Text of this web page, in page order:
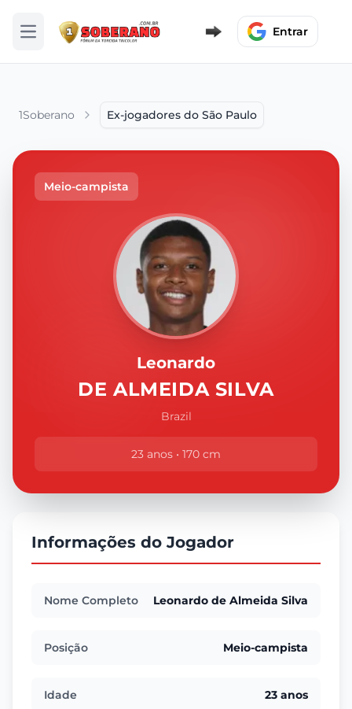
Abrir menu Entrar
1Soberano Ex-jogadores do São Paulo
Meio-campista
Leonardo
DE ALMEIDA SILVA
Brazil
23 anos • 170 cm
Informações do Jogador
Nome Completo Leonardo de Almeida Silva
Posição Meio-campista
Idade 23 anos